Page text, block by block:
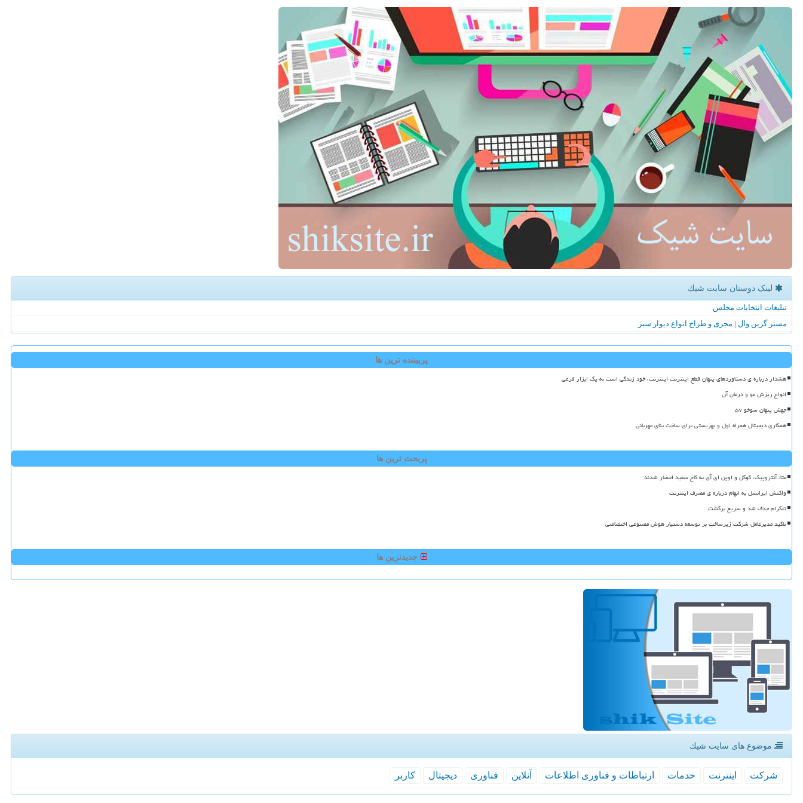
لینک دوستان سایت شیك
تبلیغات انتخابات مجلس
مستر گرین وال | مجری و طراح انواع دیوار سبز
پربیننده ترین ها
هشدار درباره ی دستاوردهای پنهان قطع اینترنت اینترنت، خود زندگی است نه یک ابزار فرعی
انواع ریزش مو و درمان آن
جهش پنهان سوخو ۵۷
همکاری دیجیتال همراه اول و بهزیستی برای ساخت بنای مهربانی
پربحث ترین ها
متا، آنتروپیک، گوگل و اوپن ای آی به کاخ سفید احضار شدند
واکنش ایرانسل به ابهام درباره ی مصرف اینترنت
تلگرام حذف شد و سریع برگشت
تاکید مدیرعامل شرکت زیرساخت بر توسعه دستیار هوش مصنوعی اختصاصی
جدیدترین ها
موضوع های سایت شیك
شركت اینترنت خدمات ارتباطات و فناوری اطلاعات آنلاین فناوری دیجیتال كاربر